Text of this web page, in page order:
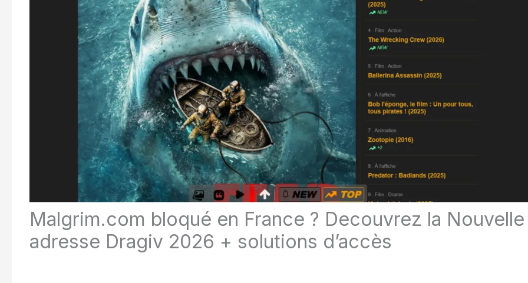
Malgrim.com bloqué en France ? Decouvrez la Nouvelle
adresse Dragiv 2026 + solutions d’accès